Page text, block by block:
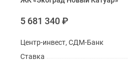
5 681 340₽
Центр-инвест, СДМ-Банк
Ставка